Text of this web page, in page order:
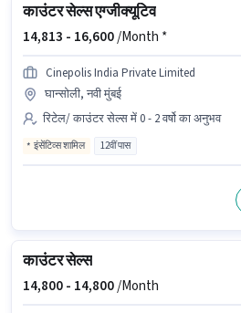
काउंटर सेल्स एग्जीक्यूटिव
14,813 - 16,600/Month *
Cinepolis India Private Limited
घान्सोली, नवी मुंबई
रिटेल/ काउंटर सेल्स में 0 - 2 वर्षो का अनुभव
इंसेंटिव्स शामिल 12वीं पास
काउंटर सेल्स
14,800 - 14,800/Month